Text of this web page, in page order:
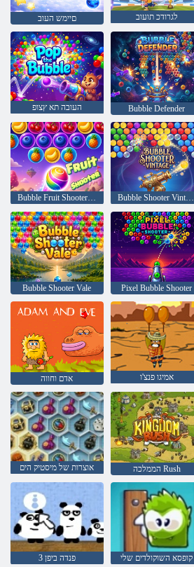
םיימש העוב לגרודכ תועוב
העובה תא ץצופ Bubble Defender
Bubble Fruit Shooter 2D Bubble Shooter Vintage
Bubble Shooter Vale Pixel Bubble Shooter
אדם וחווה אמיגו פנצ'ו
אוצרות של מיסטיק הים הממלכה Rush
3 פנדה ביפן קופסא השוקולדים שלי